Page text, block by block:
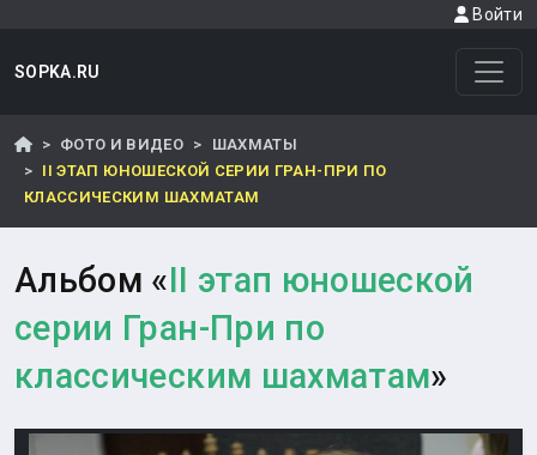
Войти
SOPKA.RU
ФОТО И ВИДЕО
ШАХМАТЫ
II ЭТАП ЮНОШЕСКОЙ СЕРИИ ГРАН-ПРИ ПО
КЛАССИЧЕСКИМ ШАХМАТАМ
Альбом «II этап юношеской
серии Гран-При по
классическим шахматам»